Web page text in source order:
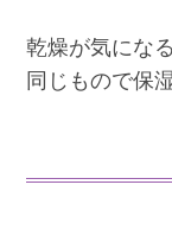
乾燥が気にな
同じもので保